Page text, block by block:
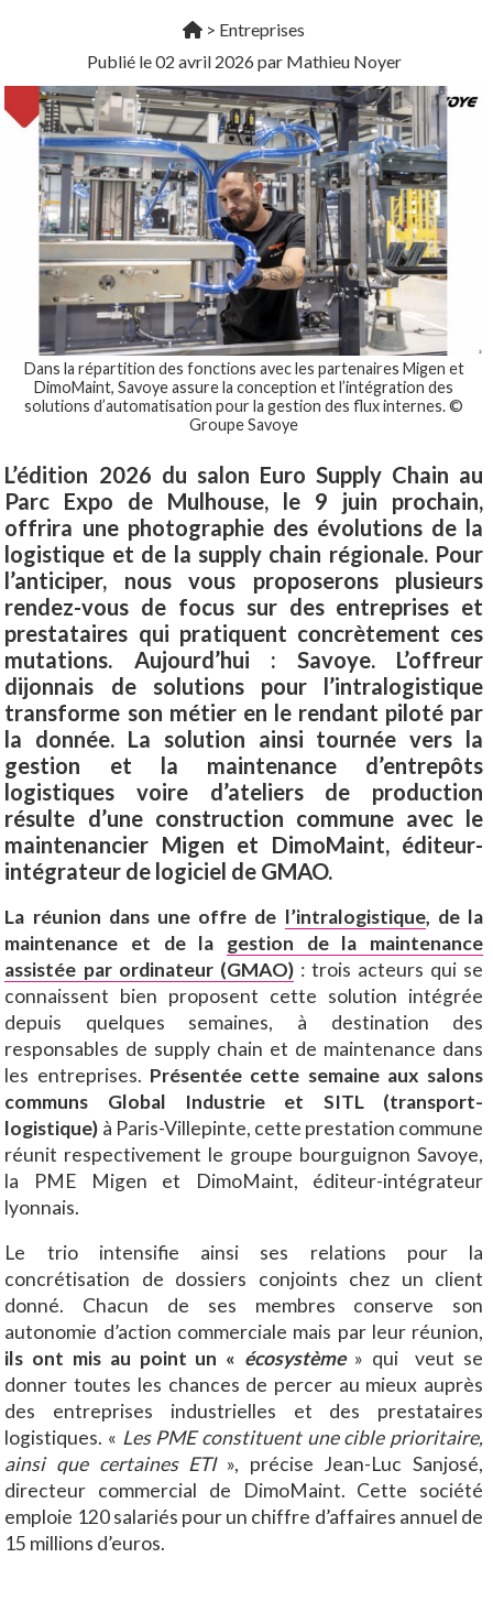
> Entreprises
Publié le02 avril 2026par Mathieu Noyer
Dans la répartition des fonctions avec les partenaires Migen et
DimoMaint, Savoye assure la conception et l’intégration des
solutions d’automatisation pour la gestion des flux internes. ©
Groupe Savoye
L’édition 2026 du salon Euro Supply Chain au
Parc Expo de Mulhouse, le 9 juin prochain,
offrira une photographie des évolutions de la
logistique et de la supply chain régionale. Pour
l’anticiper, nous vous proposerons plusieurs
rendez-vous de focus sur des entreprises et
prestataires qui pratiquent concrètement ces
mutations. Aujourd’hui : Savoye. L’offreur
dijonnais de solutions pour l’intralogistique
transforme son métier en le rendant piloté par
la donnée. La solution ainsi tournée vers la
gestion et la maintenance d’entrepôts
logistiques voire d’ateliers de production
résulte d’une construction commune avec le
maintenancier Migen et DimoMaint, éditeur-
intégrateur de logiciel de GMAO.
La réunion dans une offre de l’intralogistique, de la
maintenance et de la gestion de la maintenance
assistée par ordinateur (GMAO): trois acteurs qui se
connaissent bien proposent cette solution intégrée
depuis quelques semaines, à destination des
responsables de supply chain et de maintenance dans
les entreprises. Présentée cette semaine aux salons
communs Global Industrie et SITL (transport-
logistique) à Paris-Villepinte, cette prestation commune
réunit respectivement le groupe bourguignon Savoye,
la PME Migen et DimoMaint, éditeur-intégrateur
lyonnais.
Le trio intensifie ainsi ses relations pour la
concrétisation de dossiers conjoints chez un client
donné. Chacun de ses membres conserve son
autonomie d’action commerciale mais par leur réunion,
ils ont mis au point un « écosystème » qui veut se
donner toutes les chances de percer au mieux auprès
des entreprises industrielles et des prestataires
logistiques. « Les PME constituent une cible prioritaire,
ainsi que certaines ETI », précise Jean-Luc Sanjosé,
directeur commercial de DimoMaint. Cette société
emploie 120 salariés pour un chiffre d’affaires annuel de
15 millions d’euros.